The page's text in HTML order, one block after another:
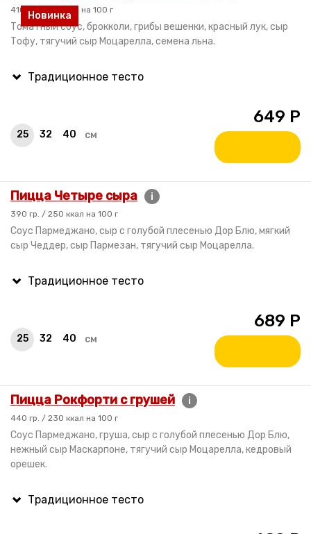
Новинка
410 гр. / 170 ккал на 100 г
Томатный соус, брокколи, грибы вешенки, красный лук, сыр
Тофу, тягучий сыр Моцарелла, семена льна.
25 32 40 см
649 Р
Пицца Четыре сыра i
390 гр. / 250 ккал на 100 г
Соус Пармеджано, сыр с голубой плесенью Дор Блю, мягкий
сыр Чеддер, сыр Пармезан, тягучий сыр Моцарелла.
25 32 40 см
689 Р
Пицца Рокфорти с грушей i
440 гр. / 230 ккал на 100 г
Соус Пармеджано, груша, сыр с голубой плесенью Дор Блю,
нежный сыр Маскарпоне, тягучий сыр Моцарелла, кедровый
орешек.